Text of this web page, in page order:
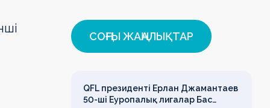
СОҢҒЫ ЖАҢАЛЫҚТАР
QFL президенті Ерлан Джамантаев
50-ші Еуропалық лигалар Бас